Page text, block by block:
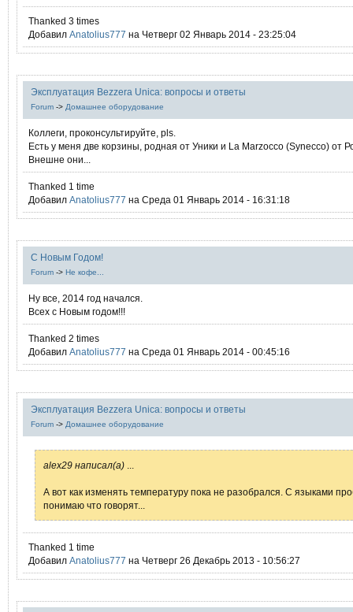
Thanked 3 times
Добавил Anatolius777 на Четверг 02 Январь 2014 - 23:25:04
Эксплуатация Bezzera Unica: вопросы и ответы
Forum -> Домашнее оборудование
Коллеги, проконсультируйте, pls.
Есть у меня две корзины, родная от Уники и La Marzocco (Synecco) от
Внешне они...
Thanked 1 time
Добавил Anatolius777 на Среда 01 Январь 2014 - 16:31:18
С Новым Годом!
Forum -> Не кофе...
Ну все, 2014 год начался.
Всех с Новым годом!!!
Thanked 2 times
Добавил Anatolius777 на Среда 01 Январь 2014 - 00:45:16
Эксплуатация Bezzera Unica: вопросы и ответы
Forum -> Домашнее оборудование
alex29 написал(а)
А вот как изменять температуру пока не разобрался. С языками
понимаю что говорят...
Thanked 1 time
Добавил Anatolius777 на Четверг 26 Декабрь 2013 - 10:56:27